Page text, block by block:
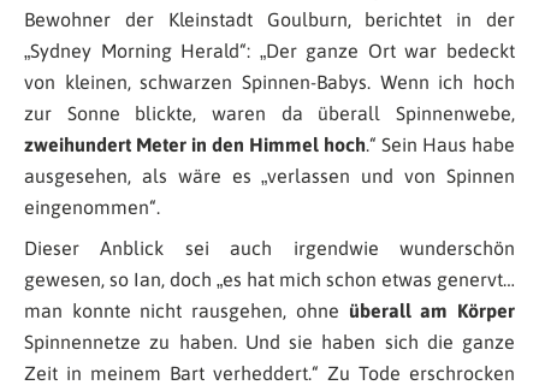
Bewohner der Kleinstadt Goulburn, berichtet in der
„Sydney Morning Herald“: „Der ganze Ort war bedeckt
von kleinen, schwarzen Spinnen-Babys. Wenn ich hoch
zur Sonne blickte, waren da überall Spinnenwebe,
zweihundert Meter in den Himmel hoch.“ Sein Haus habe
ausgesehen, als wäre es „verlassen und von Spinnen
eingenommen“.
Dieser Anblick sei auch irgendwie wunderschön
gewesen, so Ian, doch „es hat mich schon etwas genervt…
man konnte nicht rausgehen, ohne überall am Körper
Spinnennetze zu haben. Und sie haben sich die ganze
Zeit in meinem Bart verheddert.“ Zu Tode erschrocken